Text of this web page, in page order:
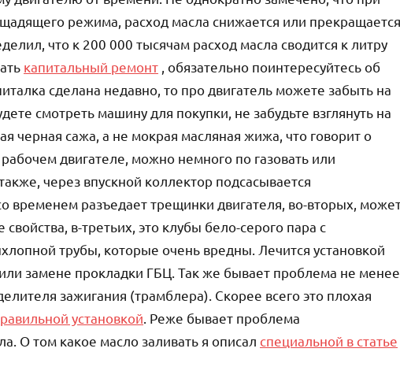
режима, расход масла снижается или прекращается,
что к 200 000 тысячам расход масла сводится к литру
капитальный ремонт , обязательно поинтересуйтесь об
сделана недавно, то про двигатель можете забыть на
смотреть машину для покупки, не забудьте взглянуть на
черная сажа, а не мокрая масляная жижа, что говорит о
двигателе, можно немного по газовать или
через впускной коллектор подсасывается
временем разъедает трещинки двигателя, во-вторых,
в-третьих, это клубы бело-серого пара с
трубы, которые очень вредны. Лечится установкой
замене прокладки ГБЦ. Так же бывает проблема не менее
зажигания (трамблера). Скорее всего это плохая
установкой . Реже бывает проблема
О том какое масло заливать я описал специальной в статье